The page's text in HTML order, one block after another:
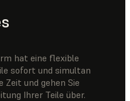
hat eine flexible
sofort und simultan
Zeit und gehen Sie
Ihrer Teile über.